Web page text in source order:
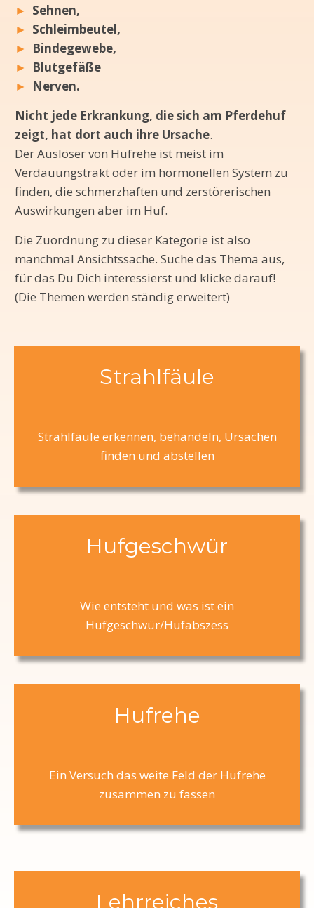
► Sehnen,
► Schleimbeutel,
► Bindegewebe,
► Blutgefäße
► Nerven.
Nicht jede Erkrankung, die sich am Pferdehuf
zeigt, hat dort auch ihre Ursache.
Der Auslöser von Hufrehe ist meist im
Verdauungstrakt oder im hormonellen System zu
finden, die schmerzhaften und zerstörerischen
Auswirkungen aber im Huf.
Die Zuordnung zu dieser Kategorie ist also
manchmal Ansichtssache. Suche das Thema aus,
für das Du Dich interessierst und klicke darauf!
(Die Themen werden ständig erweitert)
Strahlfäule
Strahlfäule erkennen, behandeln, Ursachen
finden und abstellen
Hufgeschwür
Wie entsteht und was ist ein
Hufgeschwür/Hufabszess
Hufrehe
Ein Versuch das weite Feld der Hufrehe
zusammen zu fassen
Lehrreiches